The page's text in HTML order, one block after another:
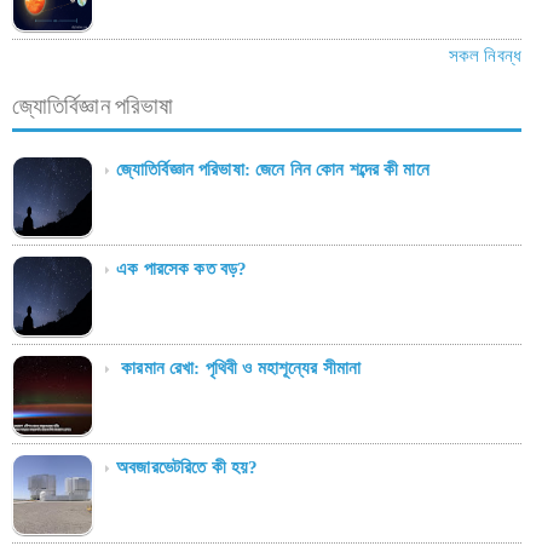
সকল নিবন্ধ
জ্যোতির্বিজ্ঞান পরিভাষা
জ্যোতির্বিজ্ঞান পরিভাষা: জেনে নিন কোন শব্দের কী মানে
এক পারসেক কত বড়?
কারমান রেখা: পৃথিবী ও মহাশূন্যের সীমানা
অবজারভেটরিতে কী হয়?